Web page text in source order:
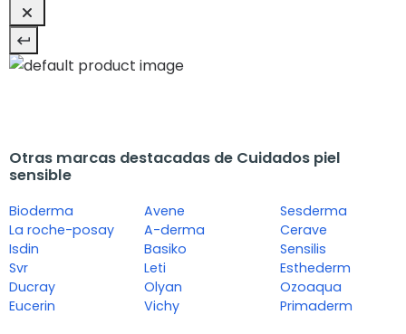
Otras marcas destacadas de Cuidados piel
sensible
Bioderma
La roche-posay
Isdin
Svr
Ducray
Eucerin
Avene
A-derma
Basiko
Leti
Olyan
Vichy
Sesderma
Cerave
Sensilis
Esthederm
Ozoaqua
Primaderm